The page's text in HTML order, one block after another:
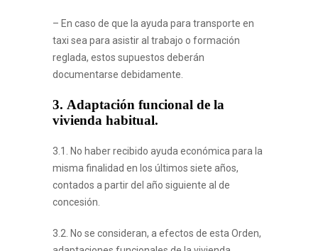
– En caso de que la ayuda para transporte en
taxi sea para asistir al trabajo o formación
reglada, estos supuestos deberán
documentarse debidamente.
3. Adaptación funcional de la
vivienda habitual.
3.1. No haber recibido ayuda económica para la
misma finalidad en los últimos siete años,
contados a partir del año siguiente al de
concesión.
3.2. No se consideran, a efectos de esta Orden,